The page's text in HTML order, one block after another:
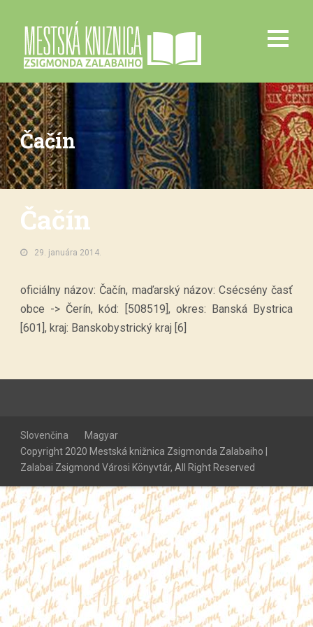
Čačín
Čačín
29. januára 2014.
oficiálny názov: Čačín, maďarský názov: Csécsény časť
obce -> Čerín, kód: [508519], okres: Banská Bystrica
[601], kraj: Banskobystrický kraj [6]
Slovenčina
Magyar
Copyright 2020 Mestská knižnica Zsigmonda Zalabaiho |
Zalabai Zsigmond Városi Könyvtár, All Right Reserved